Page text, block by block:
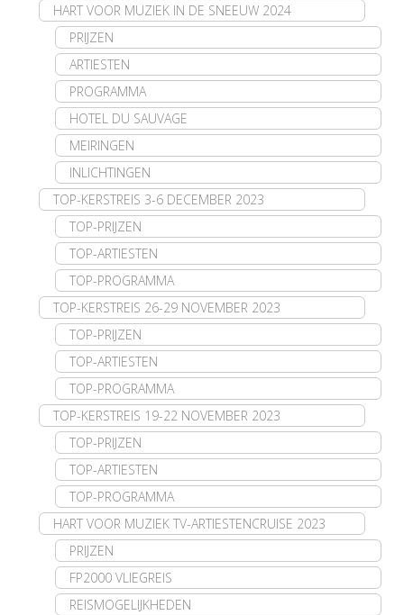
HART VOOR MUZIEK IN DE SNEEUW 2024
PRIJZEN
ARTIESTEN
PROGRAMMA
HOTEL DU SAUVAGE
MEIRINGEN
INLICHTINGEN
TOP-KERSTREIS 3-6 DECEMBER 2023
TOP-PRIJZEN
TOP-ARTIESTEN
TOP-PROGRAMMA
TOP-KERSTREIS 26-29 NOVEMBER 2023
TOP-PRIJZEN
TOP-ARTIESTEN
TOP-PROGRAMMA
TOP-KERSTREIS 19-22 NOVEMBER 2023
TOP-PRIJZEN
TOP-ARTIESTEN
TOP-PROGRAMMA
HART VOOR MUZIEK TV-ARTIESTENCRUISE 2023
PRIJZEN
FP2000 VLIEGREIS
REISMOGELIJKHEDEN